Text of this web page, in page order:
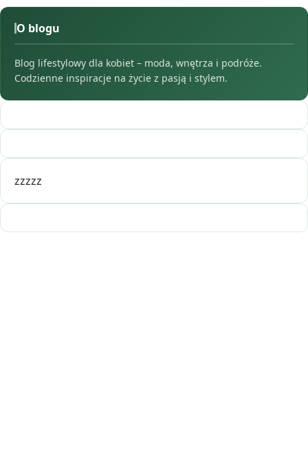
O blogu
Blog lifestylowy dla kobiet – moda, wnętrza i podróże.
Codzienne inspiracje na życie z pasją i stylem.
zzzzz